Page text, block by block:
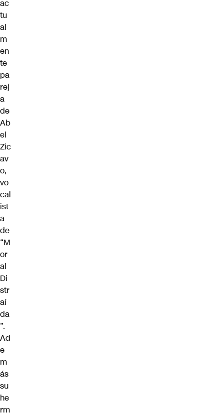
ac
tu
al
m
en
te
pa
rej
a
de
Ab
el
Zic
av
o,
vo
cal
ist
a
de
“M
or
al
Di
str
aí
da
”.
Ad
e
m
ás
su
he
rm